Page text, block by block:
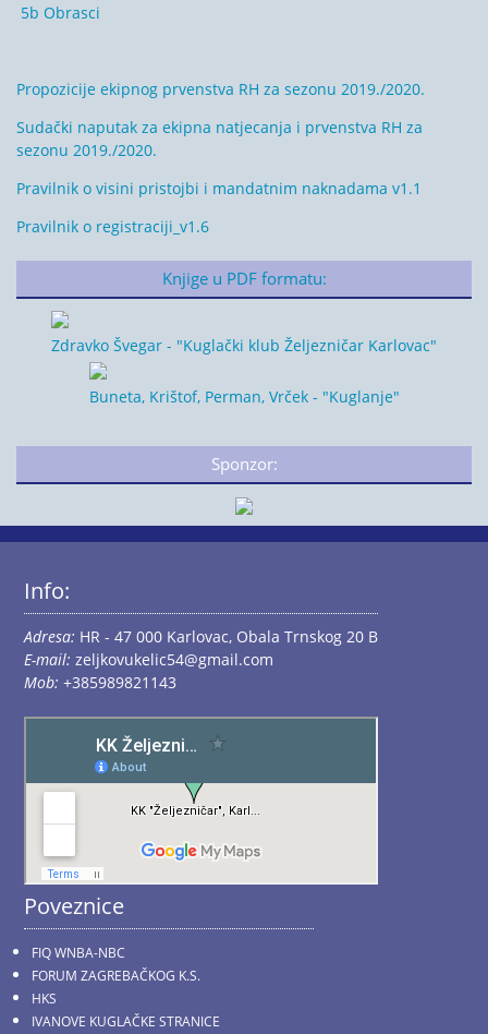
5b Obrasci
Propozicije ekipnog prvenstva RH za sezonu 2019./2020.
Sudački naputak za ekipna natjecanja i prvenstva RH za
sezonu 2019./2020.
Pravilnik o visini pristojbi i mandatnim naknadama v1.1
Pravilnik o registraciji_v1.6
Knjige u PDF formatu:
Zdravko Švegar - "Kuglački klub Željezničar Karlovac"
Buneta, Krištof, Perman, Vrček - "Kuglanje"
Sponzor:
Info:
Adresa: HR - 47 000 Karlovac, Obala Trnskog 20 B
E-mail: zeljkovukelic54@gmail.com
Mob: +385989821143
Poveznice
FIQ WNBA-NBC
FORUM ZAGREBAČKOG K.S.
HKS
IVANOVE KUGLAČKE STRANICE